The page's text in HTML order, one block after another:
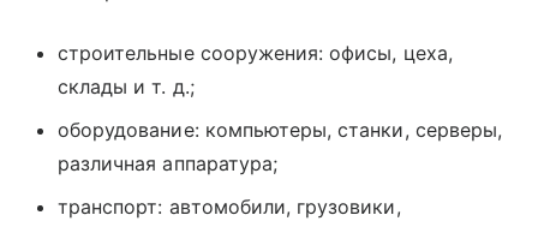
строительные сооружения: офисы, цеха,
склады и т. д.;
оборудование: компьютеры, станки, серверы,
различная аппаратура;
транспорт: автомобили, грузовики,